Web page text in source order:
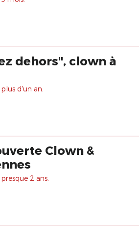
dehors", clown à
d'un an.
Clown &
2 ans.